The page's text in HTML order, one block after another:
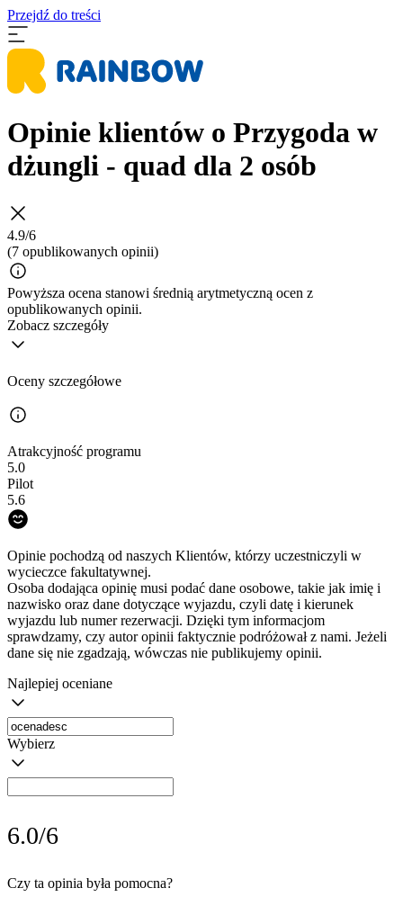
Przejdź do treści
Opinie klientów o Przygoda w
dżungli - quad dla 2 osób
4.9/6
(7 opublikowanych opinii)
Powyższa ocena stanowi średnią arytmetyczną ocen z
opublikowanych opinii.
Zobacz szczegóły
Oceny szczegółowe
Atrakcyjność programu
5.0
Pilot
5.6
Opinie pochodzą od naszych Klientów, którzy uczestniczyli w
wycieczce fakultatywnej.
Osoba dodająca opinię musi podać dane osobowe, takie jak imię i
nazwisko oraz dane dotyczące wyjazdu, czyli datę i kierunek
wyjazdu lub numer rezerwacji. Dzięki tym informacjom
sprawdzamy, czy autor opinii faktycznie podróżował z nami. Jeżeli
dane się nie zgadzają, wówczas nie publikujemy opinii.
Najlepiej oceniane
Wybierz
6.0/6
Czy ta opinia była pomocna?